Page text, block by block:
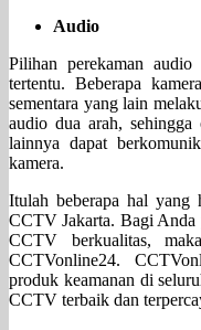
Audio
Pilihan perekaman
tertentu. Beberapa
sementara yang lain
audio dua arah,
lainnya dapat
kamera.
Itulah beberapa hal yang
CCTV Jakarta. Bagi Anda
CCTV berkualitas,
CCTVonline24.
produk keamanan di
CCTV terbaik dan